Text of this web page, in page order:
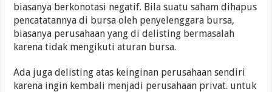
biasanya berkonotasi negatif. Bila suatu saham dihapus
pencatatannya di bursa oleh penyelenggara bursa,
biasanya perusahaan yang di delisting bermasalah
karena tidak mengikuti aturan bursa.
Ada juga delisting atas keinginan perusahaan sendiri
karena ingin kembali menjadi perusahaan privat. untuk